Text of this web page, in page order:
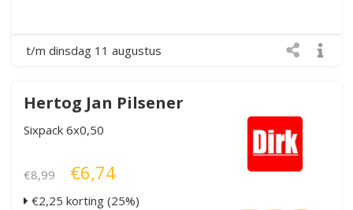
t/m dinsdag 11 augustus
Hertog Jan Pilsener
Sixpack 6x0,50
€8,99 €6,74
€2,25 korting (25%)